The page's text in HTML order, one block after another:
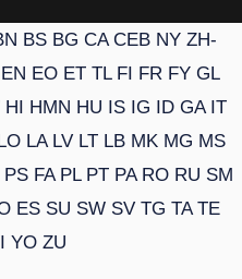
BS BG CA CEB NY ZH-
EN EO ET TL FI FR FY GL
HI HMN HU IS IG ID GA IT
LO LA LV LT LB MK MG MS
PS FA PL PT PA RO RU SM
ES SU SW SV TG TA TE
YO ZU